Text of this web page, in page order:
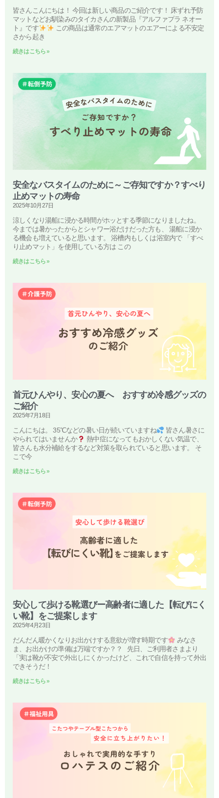
皆さんこんにちは！ 今回は新しい商品のご紹介です！ 床ずれ予防
マットなどお馴染みのタイカさんの新製品『アルファプラ ネオー
ト』です
この商品は通常のエアマットのエアーによる不安定
さから起き
続きはこちら »
安全なバスタイムのために～ご存知ですか？すべり
止めマットの寿命
2025年10月27日
涼しくなり湯船に浸かる時間がホッとする季節になりましたね。
今までは暑かったからとシャワー浴だけだった方も、 湯船に浸か
る機会も増えていると思います。 浴槽内もしくは浴室内で 「すべ
り止めマット」を使用している方は この
続きはこちら »
首元ひんやり、安心の夏へ おすすめ冷感グッズの
ご紹介
2025年7月18日
こんにちは。 35℃などの暑い日が続いていますね
皆さん暑さに
やられてはいませんか
熱中症になってもおかしくない気温で、
皆さんも水分補給をするなど対策を取られていると思います。 そ
こで今
続きはこちら »
安心して歩ける靴選びー高齢者に適した【転びにく
い靴】をご提案します
2025年4月23日
だんだん暖かくなりお出かけする意欲が増す時期です
みなさ
ま、お出かけの準備は万端ですか？？ 先日、ご利用者さまより
「実は靴が不安で外出しにくかったけど、これで自信を持って外出
できそうだ！
続きはこちら »